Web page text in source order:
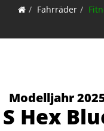
Fahrräder
Modelljahr
S Hex